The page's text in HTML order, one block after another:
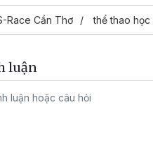
Race Cần Thơ thể thao
luận